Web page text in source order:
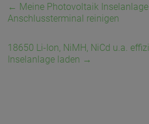
← Meine Photovoltaik
Anschlussterminal reinigen
18650 Li-Ion, NiMH, NiCd u.a.
Inselanlage laden →